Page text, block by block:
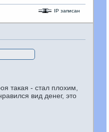
IP записан
такая - стал плохим,
вид денег, это